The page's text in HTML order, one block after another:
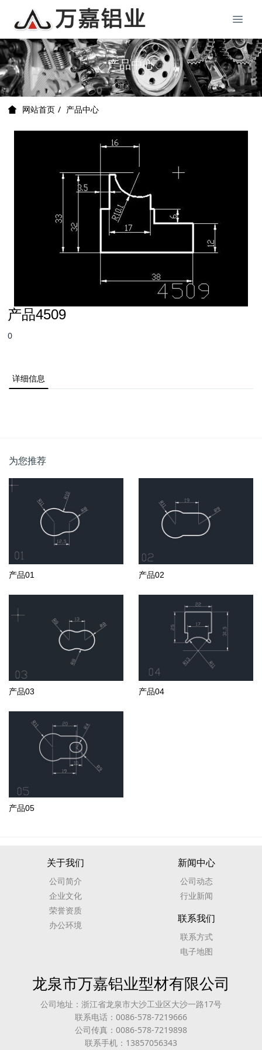
产品中心
网站首页 产品中心
产品4509
0
详细信息
为您推荐
产品01 产品02
产品03 产品04
产品05
关于我们
公司简介
企业文化
荣誉资质
办公环境
新闻中心
公司动态
行业新闻
联系我们
联系方式
电子地图
龙泉市万嘉铝业型材有限公司
公司地址：浙江省龙泉市大沙工业区大沙一路17号
联系电话：0086-578-7219666
公司传真：0086-578-7219898
联系手机：13857056343